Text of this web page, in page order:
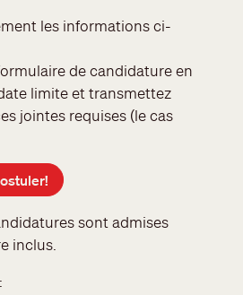
les informations ci-
de candidature en
limite et transmettez
jointes requises (le cas
sont admises
inclus.